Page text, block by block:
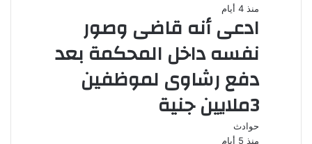
منذ 4 أيام
ادعى أنه قاضى وصور
نفسه داخل المحكمة بعد
دفع رشاوى لموظفين
3ملايين جنية
حوادث
منذ 5 أيام